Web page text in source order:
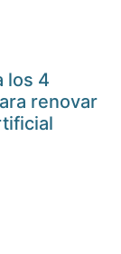
los 4
renovar